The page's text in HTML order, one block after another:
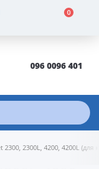
0
096 0096 401
2300, 2300L, 4200, 4200L (для